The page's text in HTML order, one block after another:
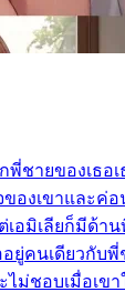
พี่ชายของเธอ
องเขาและค่
อมิเลียก็มีด้า
อยู่คนเดียวกับพี่
ไม่ชอบเมื่อเข